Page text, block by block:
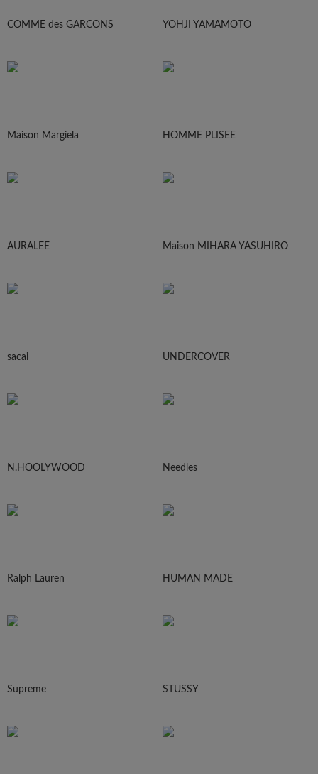
COMME des GARCONS YOHJI YAMAMOTO
Maison Margiela HOMME PLISEE
AURALEE Maison MIHARA YASUHIRO
sacai UNDERCOVER
N.HOOLYWOOD Needles
Ralph Lauren HUMAN MADE
Supreme STUSSY